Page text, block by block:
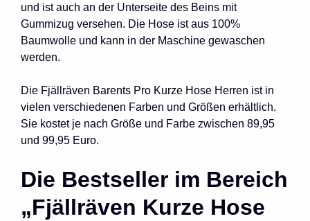
und ist auch an der Unterseite des Beins mit
Gummizug versehen. Die Hose ist aus 100%
Baumwolle und kann in der Maschine gewaschen
werden.
Die Fjällräven Barents Pro Kurze Hose Herren ist in
vielen verschiedenen Farben und Größen erhältlich.
Sie kostet je nach Größe und Farbe zwischen 89,95
und 99,95 Euro.
Die Bestseller im Bereich
„Fjällräven Kurze Hose